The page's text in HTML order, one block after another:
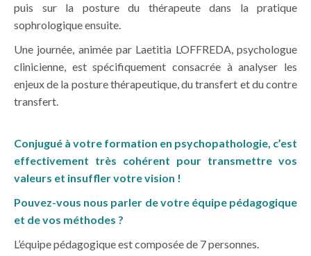
puis sur la posture du thérapeute dans la pratique
sophrologique ensuite.
Une journée, animée par Laetitia LOFFREDA, psychologue
clinicienne, est spécifiquement consacrée à analyser les
enjeux de la posture thérapeutique, du transfert et du contre
transfert.
Conjugué à votre formation en psychopathologie, c’est
effectivement très cohérent pour transmettre vos
valeurs et insuffler votre vision !
Pouvez-vous nous parler de votre équipe pédagogique
et de vos méthodes ?
L’équipe pédagogique est composée de 7 personnes.